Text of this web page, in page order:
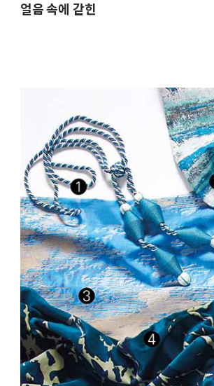
얼음 속에 갇힌